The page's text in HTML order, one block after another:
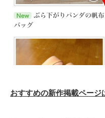
おすすめの新作掲載ページ